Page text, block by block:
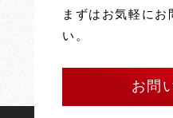
まずはお気軽にお
い。
お問